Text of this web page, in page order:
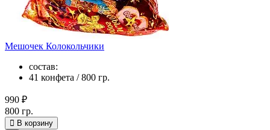
Мешочек Колокольчики
состав:
41 конфета / 800 гр.
990 ₽
800 гр.
В корзину